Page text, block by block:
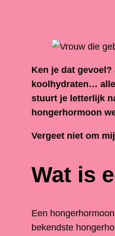
Ken je dat
koolhydraten…
stuurt je letterlijk
hongerhormoon
Vergeet niet om
Wat is
Een
bekendste